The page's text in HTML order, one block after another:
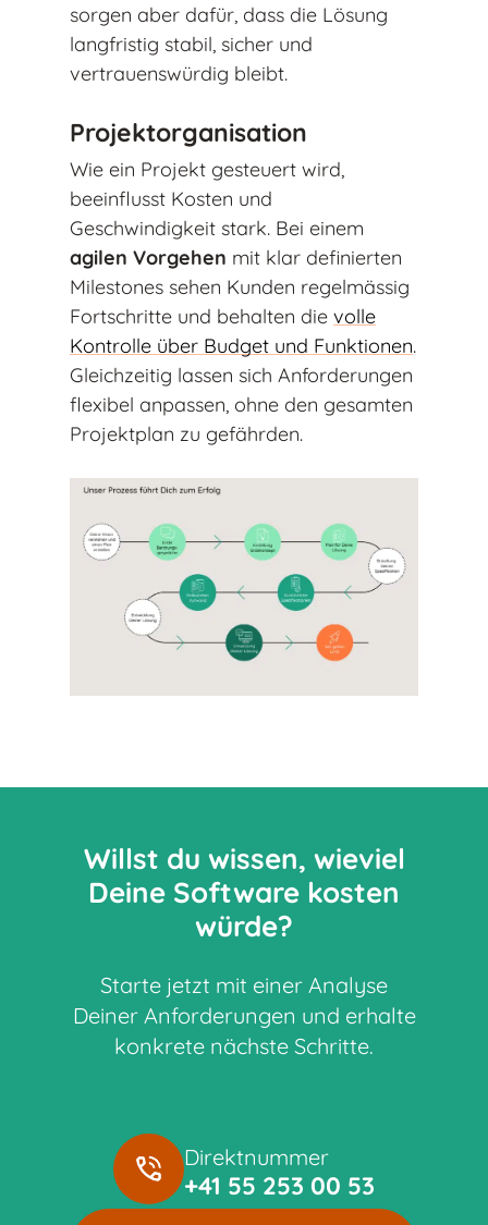
sorgen aber dafür, dass die Lösung
langfristig stabil, sicher und
vertrauenswürdig bleibt.
Projektorganisation
Wie ein Projekt gesteuert wird,
beeinflusst Kosten und
Geschwindigkeit stark. Bei einem
agilen Vorgehen mit klar definierten
Milestones sehen Kunden regelmässig
Fortschritte und behalten die volle
Kontrolle über Budget und Funktionen.
Gleichzeitig lassen sich Anforderungen
flexibel anpassen, ohne den gesamten
Projektplan zu gefährden.
Willst du wissen, wieviel
Deine Software kosten
würde?
Starte jetzt mit einer Analyse
Deiner Anforderungen und erhalte
konkrete nächste Schritte.
Direktnummer
+41 55 253 00 53